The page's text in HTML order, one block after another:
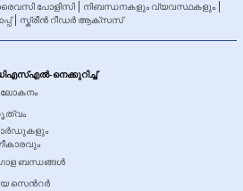
പോളിസി
നിബന്ധനകളും വ്യവസ്ഥകളും
സ്ക്രീൻ റീഡർ ആക്സസ്
നെക്കുറിച്ച്
ബന്ധങ്ങൾ
സെന്‍റർ